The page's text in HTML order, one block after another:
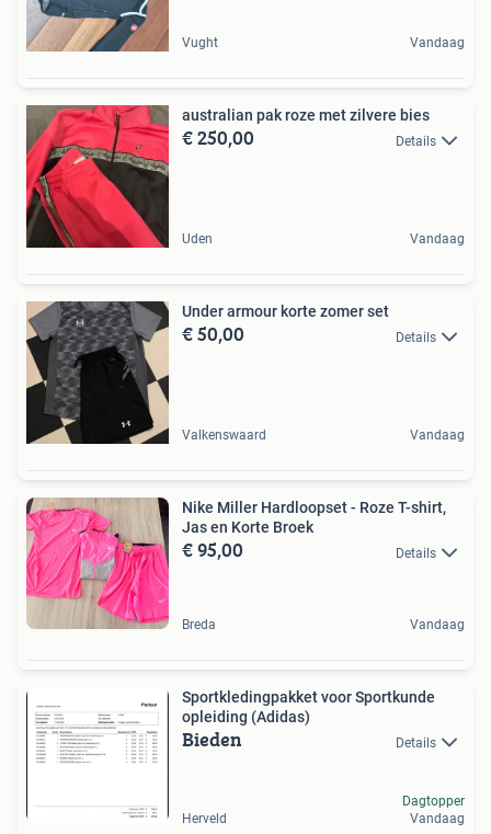
Vught Vandaag
australian pak roze met zilvere bies
€ 250,00 Details
Uden Vandaag
Under armour korte zomer set
€ 50,00 Details
Valkenswaard Vandaag
Nike Miller Hardloopset - Roze T-shirt,
Jas en Korte Broek
€ 95,00 Details
Breda Vandaag
Sportkledingpakket voor Sportkunde
opleiding (Adidas)
Bieden Details
Herveld
Dagtopper
Vandaag